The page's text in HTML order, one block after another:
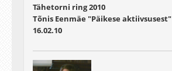
Tähetorni ring 2010
Tõnis Eenmäe "Päikese aktiivsusest"
16.02.10